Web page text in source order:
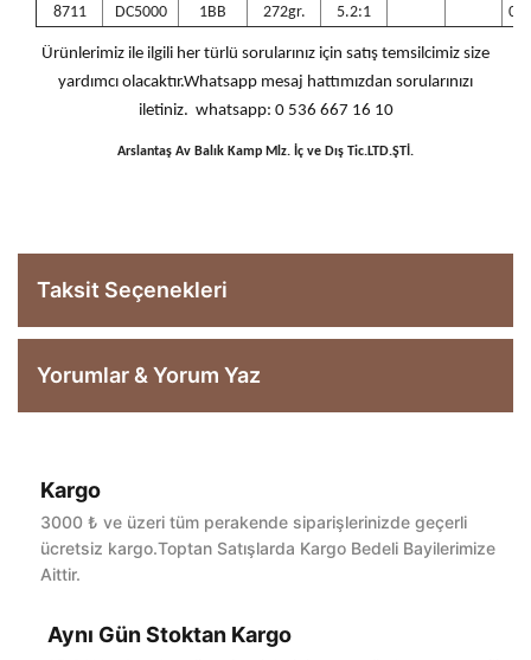
8711 DC5000 1BB 272gr. 5.2:1
Ürünlerimiz ile ilgili her türlü sorularınız için satış temsilcimiz size
yardımcı olacaktır.Whatsapp mesaj hattımızdan sorularınızı
iletiniz. whatsapp: 0 536 667 16 10
Arslantaş Av Balık Kamp Mlz. İç ve Dış Tic.LTD.ŞTİ.
Taksit Seçenekleri
Yorumlar & Yorum Yaz
Bu ürüne ilk yorumu siz yapın!
Kargo
3000 ₺ ve üzeri tüm perakende siparişlerinizde geçerli
ücretsiz kargo.Toptan Satışlarda Kargo Bedeli Bayilerimize
Aittir.
Aynı Gün Stoktan Kargo